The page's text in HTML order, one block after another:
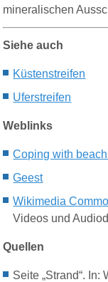
mineralischen
Siehe auch
Küstenstreifen
Uferstreifen
Weblinks
Coping with
Geest
Wikimedia C
Videos und
Quellen
Seite „Strand“.